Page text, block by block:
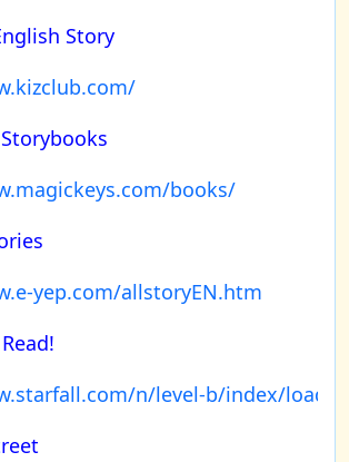
Story
books/
yep.com/allstoryEN.htm
n/level-b/index/